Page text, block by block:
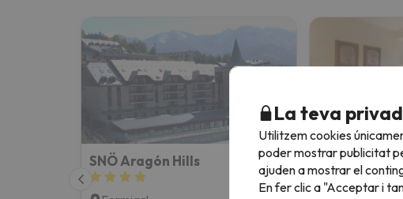
SNÖ Aragón Hills Hotel
La teva
Utilitzem cookies
poder mostrar publicitat
ajuden a mostrar el
En fer clic a "Acceptar i